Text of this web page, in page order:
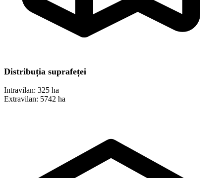
Distribuția suprafeței
Intravilan: 325 ha
Extravilan: 5742 ha